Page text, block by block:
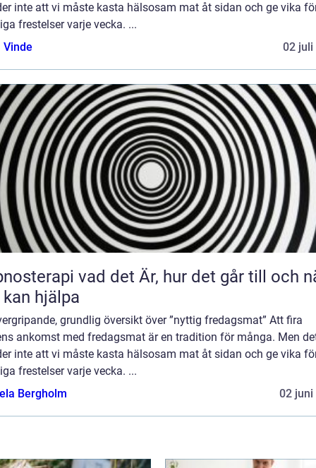
inte att vi måste kasta hälsosam mat åt sidan och ge vika
frestelser varje vecka. ...
Vinde
02 juli
det Är, hur det går till och när
hjälpa
grundlig översikt över ”nyttig fredagsmat” Att fira
ankomst med fredagsmat är en tradition för många. Men
inte att vi måste kasta hälsosam mat åt sidan och ge vika
frestelser varje vecka. ...
Bergholm
02 juni